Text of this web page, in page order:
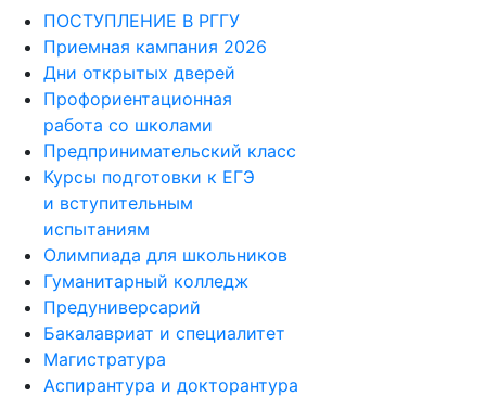
ПОСТУПЛЕНИЕ В РГГУ
Приемная кампания 2026
Дни открытых дверей
Профориентационная
работа со школами
Предпринимательский класс
Курсы подготовки к ЕГЭ
и вступительным
испытаниям
Олимпиада для школьников
Гуманитарный колледж
Предуниверсарий
Бакалавриат и специалитет
Магистратура
Аспирантура и докторантура